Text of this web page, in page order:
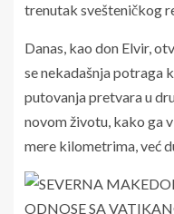
trenutak svešteničkog
Danas, kao don Elvir,
se nekadašnja potraga
putovanja pretvara u
novom životu, kako ga
mere kilometrima, već